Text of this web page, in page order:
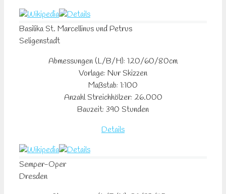
Basilika St. Marcellinus und Petrus
Seligenstadt
Abmessungen (L/B/H): 120/60/80cm
Vorlage: Nur Skizzen
Maßstab: 1:100
Anzahl Streichhölzer: 26.000
Bauzeit: 390 Stunden
Details
Semper-Oper
Dresden